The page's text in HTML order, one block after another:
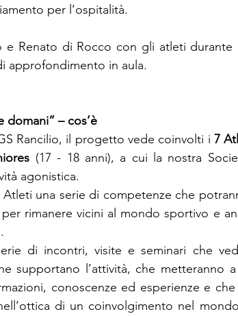
per l’ospitalità.
e Renato di Rocco con gli atleti durante
approfondimento in aula.
– cos’è
Rancilio, il progetto vede coinvolti i 7
(17 - 18 anni), a cui la nostra
agonistica.
una serie di competenze che
rimanere vicini al mondo sportivo e
di incontri, visite e seminari che
supportano l’attività, che metteranno
conoscenze ed esperienze e che
di un coinvolgimento nel